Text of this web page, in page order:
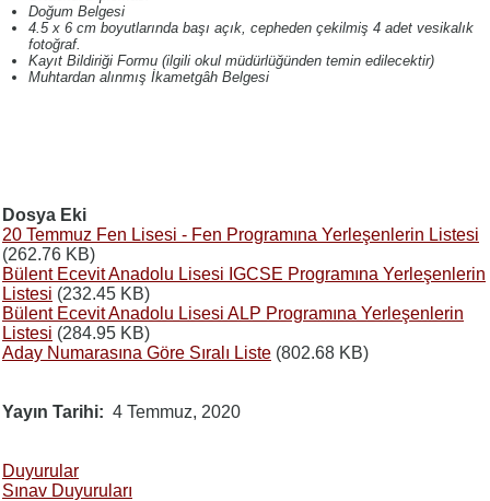
Doğum Belgesi
4.5 x 6 cm boyutlarında başı açık, cepheden çekilmiş 4 adet vesikalık
fotoğraf.
Kayıt Bildiriği Formu (ilgili okul müdürlüğünden temin edilecektir)
Muhtardan alınmış İkametgâh Belgesi
Dosya Eki
20 Temmuz Fen Lisesi - Fen Programına Yerleşenlerin Listesi
(262.76 KB)
Bülent Ecevit Anadolu Lisesi IGCSE Programına Yerleşenlerin
Listesi (232.45 KB)
Bülent Ecevit Anadolu Lisesi ALP Programına Yerleşenlerin
Listesi (284.95 KB)
Aday Numarasına Göre Sıralı Liste (802.68 KB)
Yayın Tarihi 4 Temmuz, 2020
Duyurular
Sınav Duyuruları